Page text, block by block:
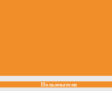
Пользователи